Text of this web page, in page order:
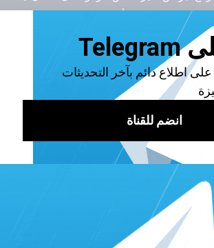
على يوتيوب، وبأرخص الاسعار في 2023.
كم يدفع اليوتيوب مقابل 10000 مشاهدة؟ وما هي
مشاهدات يوتيوب حقيقية؟
الربح من اليوتيوب
يمكنك من خلالها تفعيل الربح من اليوتيوب:
للانضمام إلى برنامج شركاء يوتيوب،
محتوى يتوافق مع سياسات البرنامج.
تود تحقيق الأرباح منها، سواء كانت
رسائل الدعم، أو من خلال
والموافقة على الأحكام الخاصة بكل